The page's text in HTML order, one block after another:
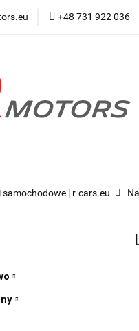
+48 731 922 036
samochodowe | r-cars.eu